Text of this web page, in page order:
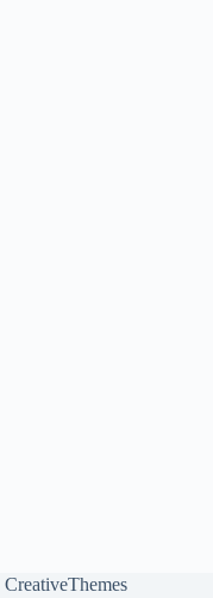
CreativeThemes